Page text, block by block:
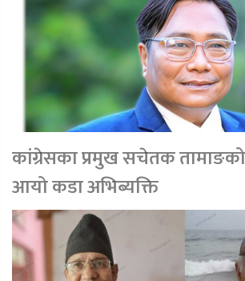
कांग्रेसका प्रमुख सचेतक
आयो कडा अभिब्यक्ति